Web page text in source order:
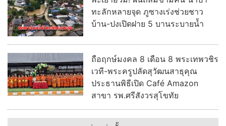
ทะลักหลายจุด ภูซางเร่งช่วยชาว
บ้าน-ปงเปิดฝาย 5 บานระบายน้ำ
ถือฤกษ์มงคล 8 เดือน 8 พระเทพวชิร
เวที-พระครูปลัดสุวัฒนสาธุคุณ
ประธานพิธีเปิด Café Amazon
สาขา รพ.ศรีสังวรสุโขทัย